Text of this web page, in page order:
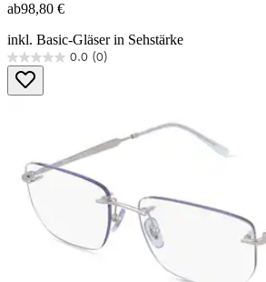
ab98,80 €
inkl. Basic-Gläser in Sehstärke
0.0 (0)
0.0
von
5